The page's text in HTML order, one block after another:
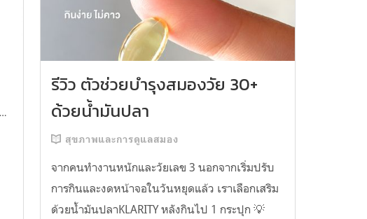
รีวิว ตัวช่วยบำรุงสมองวัย 30+
ด้วยน้ำมันปลา
สุขภาพและการดูแลสมอง
จากคนทำงานหนักและวัยเลข 3 นอกจากเริ่มปรับ
การกินและงดหน้าจอในวันหยุดแล้ว เราเลือกเสริม
ด้วยน้ำมันปลาKLARITY หลังกินไป 1 กระปุก 💡